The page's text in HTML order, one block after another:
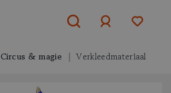
Circus & magie Verkleedmateriaal